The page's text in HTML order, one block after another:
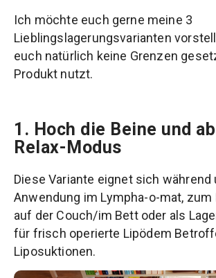
Ich möchte euch gerne meine 3
Lieblingslagerungsvarianten
euch natürlich keine Grenzen
Produkt nutzt.
1. Hoch die Beine und
Relax-Modus
Diese Variante eignet sich während
Anwendung im Lympha-o-mat, zum
auf der Couch/im Bett oder als
für frisch operierte Lipödem
Liposuktionen.